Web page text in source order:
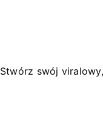
Stwórz swój